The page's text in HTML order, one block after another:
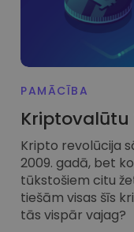
PAMĀCĪBA
Kriptovalūtu
Kripto revolūcija
2009. gadā, bet
tūkstošiem citu
tiešām visas šīs
tās vispār vajag?